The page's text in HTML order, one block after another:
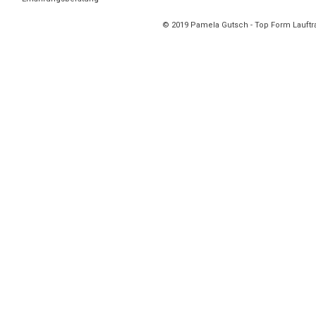
© 2019 Pamela Gutsch - Top Form